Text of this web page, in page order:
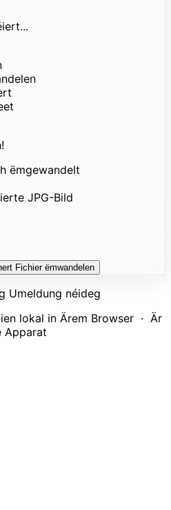
ëmgewandelt
Fichier ëmwandelen
Umeldung néideg
lokal in Ärem Browser · Är
Apparat